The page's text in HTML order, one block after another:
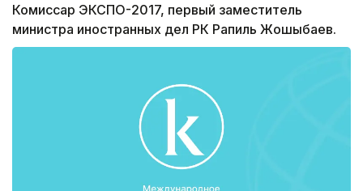
Комиссар ЭКСПО-2017, первый заместитель
министра иностранных дел РК Рапиль Жошыбаев.